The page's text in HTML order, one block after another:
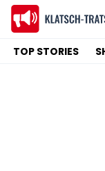
TOP STORIES